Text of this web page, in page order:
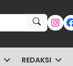
REDAKSI